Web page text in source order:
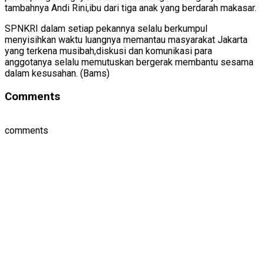
tambahnya Andi Rini,ibu dari tiga anak yang berdarah makasar.
SPNKRI dalam setiap pekannya selalu berkumpul
menyisihkan waktu luangnya memantau masyarakat Jakarta
yang terkena musibah,diskusi dan komunikasi para
anggotanya selalu memutuskan bergerak membantu sesama
dalam kesusahan. (Bams)
Comments
comments